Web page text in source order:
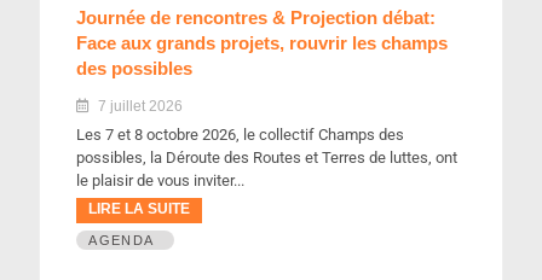
Journée de rencontres & Projection débat:
Face aux grands projets, rouvrir les champs
des possibles
7 juillet 2026
Les 7 et 8 octobre 2026, le collectif Champs des
possibles, la Déroute des Routes et Terres de luttes, ont
le plaisir de vous inviter...
LIRE LA SUITE
AGENDA